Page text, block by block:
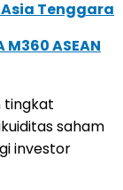
Tenggara
ASEAN
tingkat
saham
investor